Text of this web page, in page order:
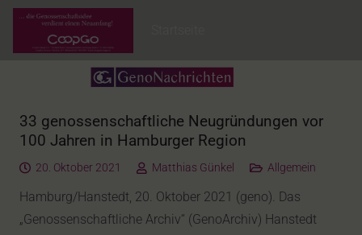
33 genossenschaftliche Neugründungen vor
100 Jahren in Hamburger Region
20. Oktober 2021 Matthias Günkel Allgemein
Hamburg/Hanstedt, 20. Oktober 2021 (geno). Das
„Genossenschaftliche Archiv“ (GenoArchiv) Hanstedt